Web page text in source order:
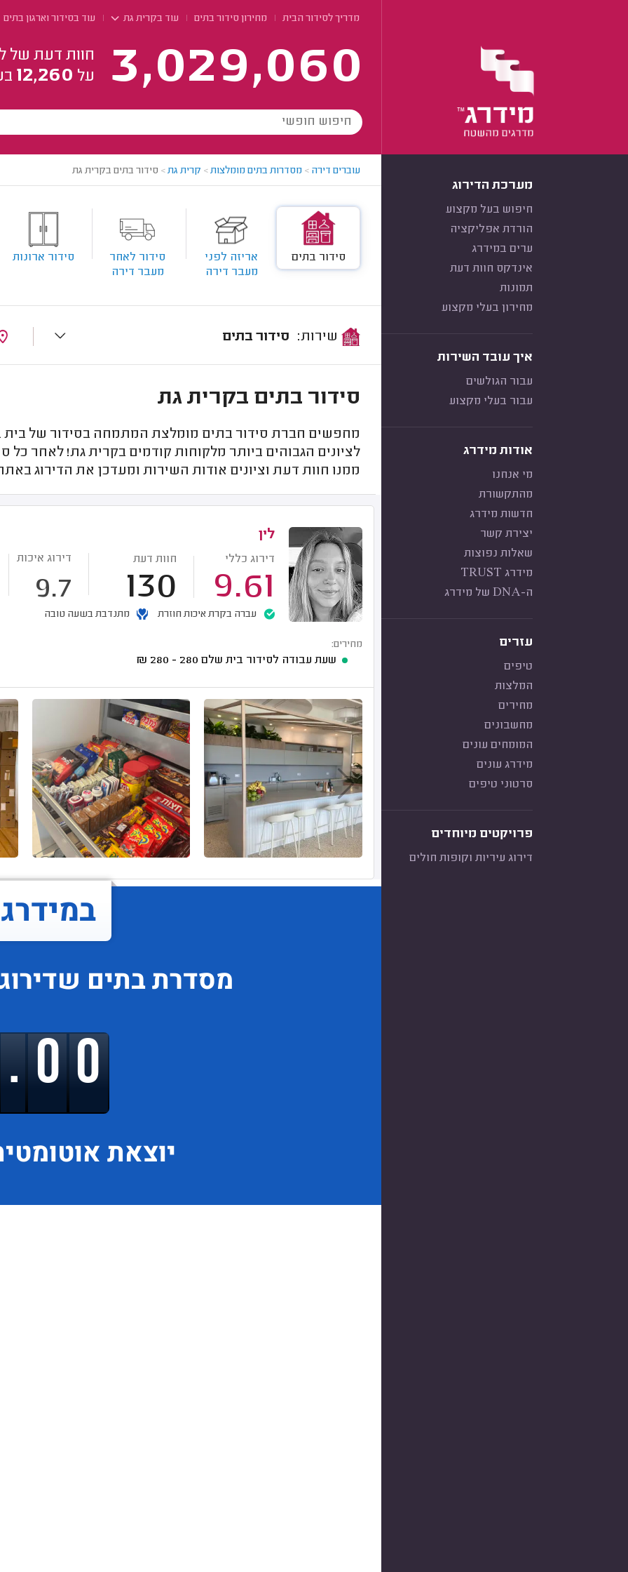
מדריך לסידור הבית מחירון סידור בתים עוד בקרית גת עוד בסידור וארגון בתים
3,029,060
חוות דעת של
על 12,260
מערכת הדירוג
חיפוש בעל מקצוע
הורדת אפליקציה
ערים במידרג
אינדקס חוות דעת
תמונות
מחירון בעלי מקצוע
איך עובד השירות
עבור הגולשים
עבור בעלי מקצוע
אודות מידרג
מי אנחנו
מהתקשורת
חדשות מידרג
יצירת קשר
שאלות נפוצות
מידרג TRUST
ה-DNA של מידרג
עזרים
טיפים
המלצות
מחירים
מחשבונים
המומחים עונים
מידרג עונים
סרטוני טיפים
פרויקטים מיוחדים
דירוג עיריות וקופות חולים
עוברים דירה > מסדרות בתים מומלצות> קרית גת> סידור בתים בקרית גת
סידור בתים
אריזה לפני
מעבר דירה
סידור לאחר
מעבר דירה
סידור ארונות
סידור בתים
סידור בתים בקרית גת
מחפשים חברת סידור בתים מומלצת המתמחה בסידור של בית
לציונים הגבוהים ביותר מלקוחות קודמים בקרית גת! לאחר
ממנו חוות דעת וציונים אודות השירות ומעדכן את הדירוג
לין
דירוג כללי
9.61
חוות דעת
130
דירוג איכות
9.7
עברה בקרת איכות חוזרת מתנדבת בשעה טובה
מחירים:
שעת עבודה לסידור בית שלם 280 - 280
₪
מסדרת בתים
יוצאת